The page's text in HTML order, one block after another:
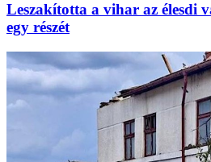
Leszakította a vihar az élesdi
egy részét